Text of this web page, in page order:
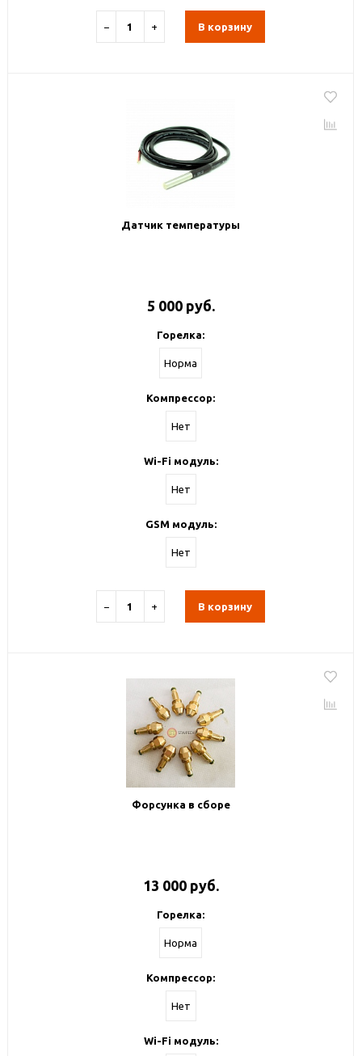
− + В корзину
Датчик температуры
5 000 руб.
Горелка:
Норма
Компрессор:
Нет
Wi-Fi модуль:
Нет
GSM модуль:
Нет
− + В корзину
Форсунка в сборе
13 000 руб.
Горелка:
Норма
Компрессор:
Нет
Wi-Fi модуль: